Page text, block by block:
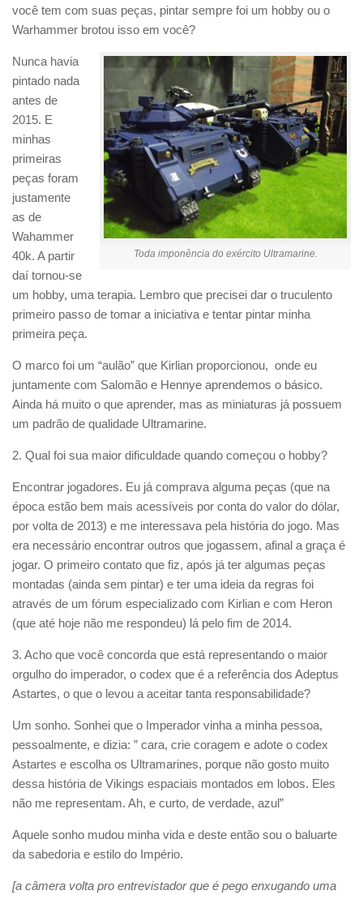
você tem com suas peças, pintar sempre foi um hobby ou o
Warhammer brotou isso em você?
Toda imponência do exército Ultramarine.
Nunca havia
pintado nada
antes de
2015. E
minhas
primeiras
peças foram
justamente
as de
Wahammer
40k. A partir
daí tornou-se
um hobby, uma terapia. Lembro que precisei dar o truculento
primeiro passo de tomar a iniciativa e tentar pintar minha
primeira peça.
O marco foi um “aulão” que Kirlian proporcionou, onde eu
juntamente com Salomão e Hennye aprendemos o básico.
Ainda há muito o que aprender, mas as miniaturas já possuem
um padrão de qualidade Ultramarine.
2. Qual foi sua maior dificuldade quando começou o hobby?
Encontrar jogadores. Eu já comprava alguma peças (que na
época estão bem mais acessíveis por conta do valor do dólar,
por volta de 2013) e me interessava pela história do jogo. Mas
era necessário encontrar outros que jogassem, afinal a graça é
jogar. O primeiro contato que fiz, após já ter algumas peças
montadas (ainda sem pintar) e ter uma ideia da regras foi
através de um fórum especializado com Kirlian e com Heron
(que até hoje não me respondeu) lá pelo fim de 2014.
3. Acho que você concorda que está representando o maior
orgulho do imperador, o codex que é a referência dos Adeptus
Astartes, o que o levou a aceitar tanta responsabilidade?
Um sonho. Sonhei que o Imperador vinha a minha pessoa,
pessoalmente, e dizia: ” cara, crie coragem e adote o codex
Astartes e escolha os Ultramarines, porque não gosto muito
dessa história de Vikings espaciais montados em lobos. Eles
não me representam. Ah, e curto, de verdade, azul”
Aquele sonho mudou minha vida e deste então sou o baluarte
da sabedoria e estilo do Império.
[a câmera volta pro entrevistador que é pego enxugando uma